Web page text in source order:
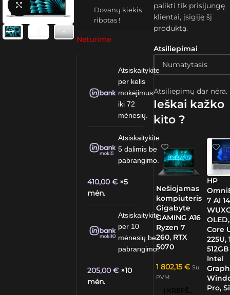
Spustelėkite, kad padidintumėte
Dovanų kiekis
ribotas !
Neturime
Atsiskaitykite
per kelis
mokėjimus
iki 72
mėnesių.
Atsiskaitykite
5 dalimis be
pabrangimo.
410,00€ ×5
mėn.
Atsiskaitykite
per 10
mėnesių be
pabrangimo.
205,00€ ×10
mėn.
Atsiliepimai
Atsiliepimų dar nėra.
palikti tik prisijungę
klientai, įsigiję šį
produktą.
Ieškai kažko
kito ?
Nešiojamas
kompiuteris
Gigabyte
GAMING A16
Ryzen 7
260, RTX
5070
1 802,15 € Su
PVM
Į KREPŠELĮ
HP
7 AI
Core
225U,
Intel
Pro,